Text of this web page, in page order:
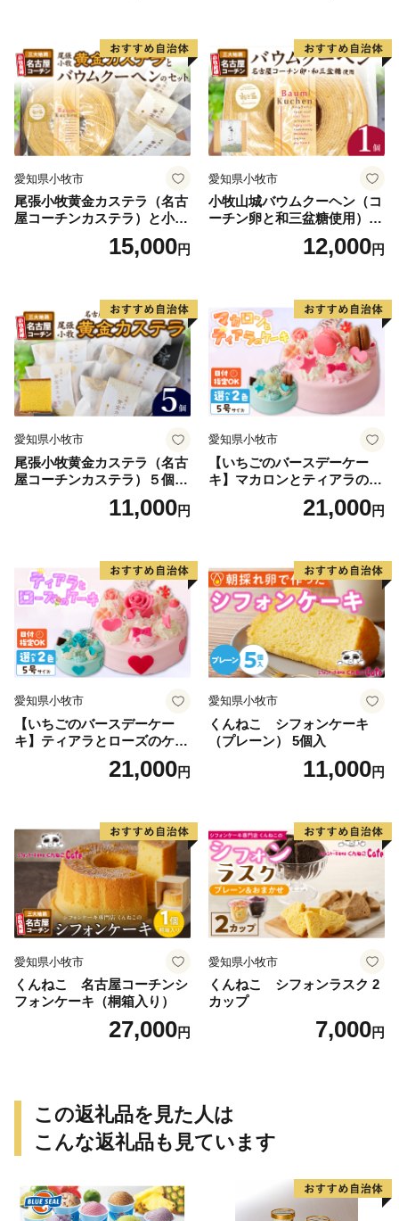
デコレーションケーキ ホー
ルケーキ 人形 かわいい こど
も
凍 愛知県 小牧市 アンプチベ
アやぐま
愛知県小牧市
尾張小牧黄金カステラ（名古
屋コーチンカステラ）と小牧
山城バウムクーヘン（コーチ
ン卵と和三盆糖使用）のセッ
三盆 小牧銘菓 バウムクーヘ
ン 常温 愛知県 小牧市 アンプ
チベアやぐま
15,000円
愛知県小牧市
小牧山城バウムクーヘン（コ
ーチン卵と和三盆糖使用）
名古屋コーチン バームクー
ヘン 和三盆 小牧銘菓 バウム
12,000円
愛知県小牧市
尾張小牧黄金カステラ（名古
屋コーチンカステラ）５個入
名古屋コーチン カステラ ザ
ラメ 常温 愛知県 小牧市 アン
11,000円
愛知県小牧市
【いちごのバースデーケー
キ】マカロンとティアラのケ
ーキ スイーツ 日時指定可 デ
ザート 洋菓子 お取り寄せ 愛
デコレーションケーキ ホー
ルケーキ
21,000円
愛知県小牧市
【いちごのバースデーケー
キ】ティアラとローズのケー
キ スイーツ デザート 洋菓
子 お取り寄せ 愛知県 小牧市
レーション ホールケーキ 日
時指定可
21,000円
愛知県小牧市
くんねこ シフォンケーキ
（プレーン） 5個入
11,000円
愛知県小牧市
くんねこ 名古屋コーチンシ
フォンケーキ（桐箱入り）
27,000円
愛知県小牧市
くんねこ シフォンラスク 2
カップ
7,000円
この返礼品を見た人は
こんな返礼品も見ています